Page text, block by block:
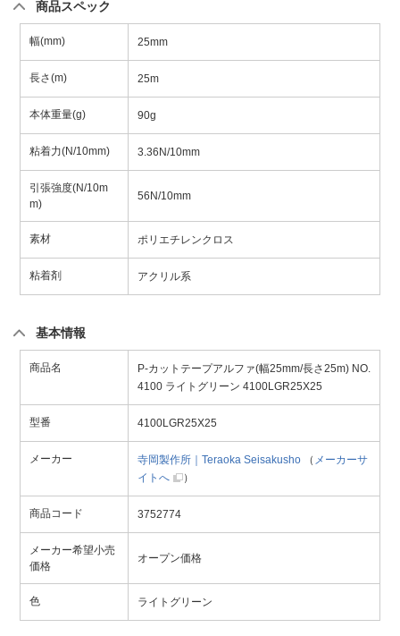
商品スペック
幅(mm) 25mm
長さ(m) 25m
本体重量(g) 90g
粘着力(N/10mm) 3.36N/10mm
引張強度(N/10m
m)
56N/10mm
素材 ポリエチレンクロス
粘着剤 アクリル系
基本情報
商品名
P-カットテープアルファ(幅25mm/長さ25m) NO.
4100 ライトグリーン 4100LGR25X25
型番 4100LGR25X25
メーカー 寺岡製作所｜Teraoka Seisakusho （ メーカーサ
イトへ
）
商品コード 3752774
メーカー希望小売
価格
オープン価格
色 ライトグリーン